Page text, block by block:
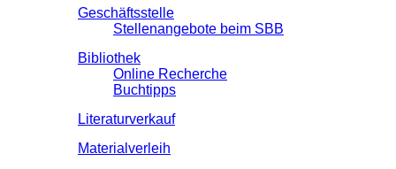
Geschäftsstelle
Stellenangebote beim SBB
Bibliothek
Online Recherche
Buchtipps
Literaturverkauf
Materialverleih